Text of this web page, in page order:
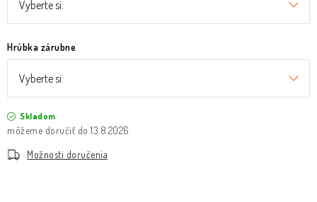
Hrúbka zárubne
Skladom
13.8.2026
Možnosti doručenia